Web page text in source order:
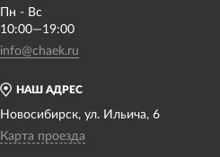
НАШ АДРЕС
Новосибирск, ул. Ильича, 6
Карта проезда
Пн - Вс
10:00—19:00
info@chaek.ru